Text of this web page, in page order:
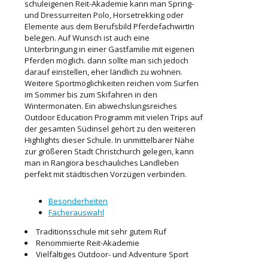
schuleigenen Reit-Akademie kann man Spring-
und Dressurreiten Polo, Horsetrekking oder
Elemente aus dem Berufsbild PferdefachwirtIn
belegen. Auf Wunsch ist auch eine
Unterbringung in einer Gastfamilie mit eigenen
Pferden möglich. dann sollte man sich jedoch
darauf einstellen, eher ländlich zu wohnen.
Weitere Sportmöglichkeiten reichen vom Surfen
im Sommer bis zum Skifahren in den
Wintermonaten. Ein abwechslungsreiches
Outdoor Education Programm mit vielen Trips auf
der gesamten Südinsel gehört zu den weiteren
Highlights dieser Schule. In unmittelbarer Nähe
zur größeren Stadt Christchurch gelegen, kann
man in Rangiora beschauliches Landleben
perfekt mit städtischen Vorzügen verbinden.
Besonderheiten
Fächerauswahl
Traditionsschule mit sehr gutem Ruf
Renommierte Reit-Akademie
Vielfältiges Outdoor- und Adventure Sport